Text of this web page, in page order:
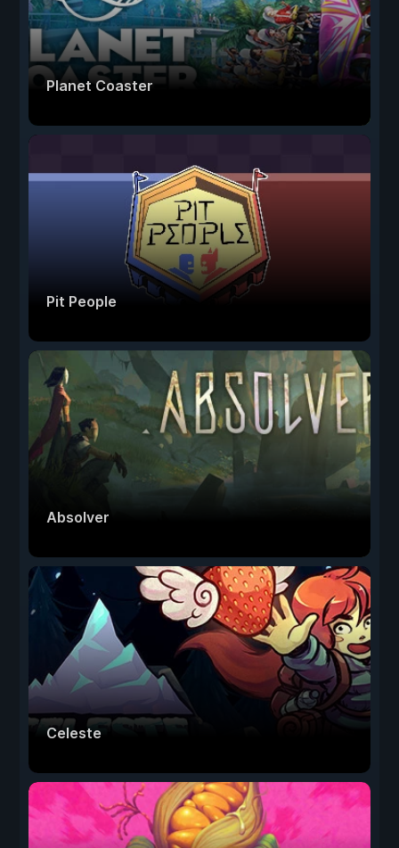
Planet Coaster
Pit People
Absolver
Celeste